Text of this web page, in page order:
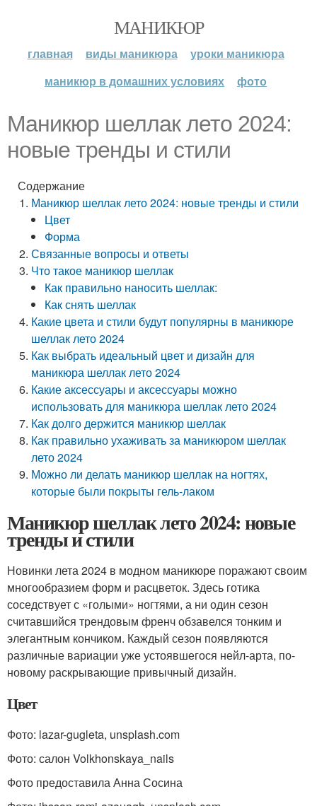
МАНИКЮР
главная виды маникюра
уроки маникюра
маникюр в домашних условиях
фото
Маникюр шеллак лето 2024:
новые тренды и стили
Содержание
Маникюр шеллак лето 2024: новые тренды и стили
Цвет
Форма
Связанные вопросы и ответы
Что такое маникюр шеллак
Как правильно наносить шеллак:
Как снять шеллак
Какие цвета и стили будут популярны в маникюре
шеллак лето 2024
Как выбрать идеальный цвет и дизайн для
маникюра шеллак лето 2024
Какие аксессуары и аксессуары можно
использовать для маникюра шеллак лето 2024
Как долго держится маникюр шеллак
Как правильно ухаживать за маникюром шеллак
лето 2024
Можно ли делать маникюр шеллак на ногтях,
которые были покрыты гель-лаком
Маникюр шеллак лето 2024: новые
тренды и стили
Новинки лета 2024 в модном маникюре поражают своим
многообразием форм и расцветок. Здесь готика
соседствует с «голыми» ногтями, а ни один сезон
считавшийся трендовым френч обзавелся тонким и
элегантным кончиком. Каждый сезон появляются
различные вариации уже устоявшегося нейл-арта, по-
новому раскрывающие привычный дизайн.
Цвет
Фото: lazar-gugleta, unsplash.com
Фото: салон Volkhonskaya_nails
Фото предоставила Анна Сосина